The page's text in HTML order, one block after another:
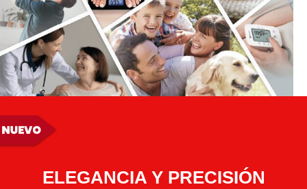
ELEGANCIA Y PRECISIÓN